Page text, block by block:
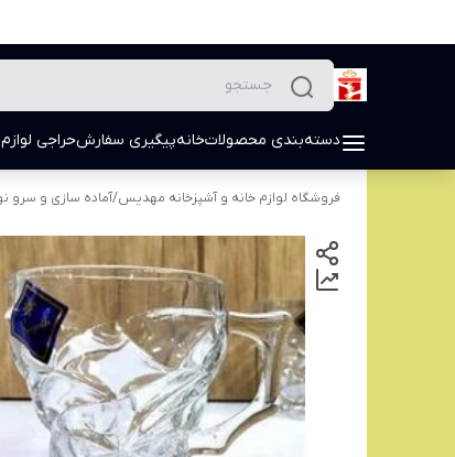
دسته‌بندی محصولاتخانهپیگیری سفارشحراجی
فروشگاه لوازم خانه و آشپزخانه مهدیس/آماده سازی و سرو